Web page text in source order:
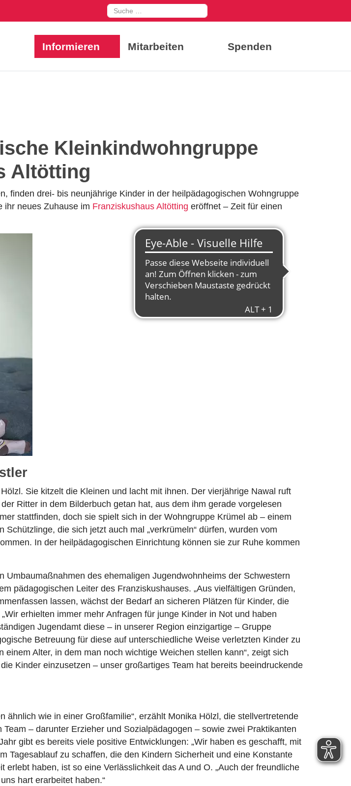
Suchen
Informieren Mitarbeiten Spenden
Kleinkindwohngruppe
Altötting
finden drei- bis neunjährige Kinder in der heilpädagogischen Wohngruppe
ihr neues Zuhause im Franziskushaus Altötting eröffnet – Zeit für einen
Sie kitzelt die Kleinen und lacht mit ihnen. Der vierjährige Nawal ruft
Ritter in dem Bilderbuch getan hat, aus dem ihm gerade vorgelesen
stattfinden, doch sie spielt sich in der Wohngruppe Krümel ab – einem
die sich jetzt auch mal „verkrümeln“ dürfen, wurden vom
In der heilpädagogischen Einrichtung können sie zur Ruhe kommen
des ehemaligen Jugendwohnheims der Schwestern
pädagogischen Leiter des Franziskushauses. „Aus vielfältigen Gründen,
lassen, wächst der Bedarf an sicheren Plätzen für Kinder, die
erhielten immer mehr Anfragen für junge Kinder in Not und haben
Jugendamt diese – in unserer Region einzigartige – Gruppe
Betreuung für diese auf unterschiedliche Weise verletzten Kinder zu
Alter, in dem man noch wichtige Weichen stellen kann“, zeigt sich
Kinder einzusetzen – unser großartiges Team hat bereits beeindruckende
ähnlich wie in einer Großfamilie“, erzählt Monika Hölzl, die stellvertretende
– darunter Erzieher und Sozialpädagogen – sowie zwei Praktikanten
gibt es bereits viele positive Entwicklungen: „Wir haben es geschafft, mit
Tagesablauf zu schaffen, die den Kindern Sicherheit und eine Konstante
haben, ist so eine Verlässlichkeit das A und O. „Auch der freundliche
hart erarbeitet haben.“